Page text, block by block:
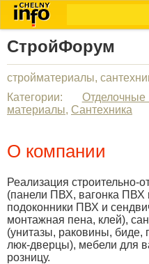
СтройФорум
стройматериалы,
Категории:
материалы, Сантехника
О компании
Реализация строительно-
(панели ПВХ, вагонка ПВХ
подоконники ПВХ и
монтажная пена, клей),
(унитазы, раковины, биде,
люк-дверцы), мебели для
розницу.